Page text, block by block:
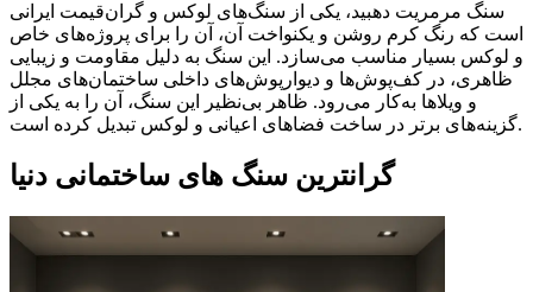
سنگ مرمریت دهبید، یکی از سنگ‌های لوکس و گران‌قیمت ایرانی
است که رنگ کرم روشن و یکنواخت آن، آن را برای پروژه‌های خاص
و لوکس بسیار مناسب می‌سازد. این سنگ به دلیل مقاومت و زیبایی
ظاهری، در کف‌پوش‌ها و دیوارپوش‌های داخلی ساختمان‌های مجلل
و ویلاها به‌کار می‌رود. ظاهر بی‌نظیر این سنگ، آن را به یکی از
گزینه‌های برتر در ساخت فضاهای اعیانی و لوکس تبدیل کرده است.
گرانترین سنگ های ساختمانی دنیا